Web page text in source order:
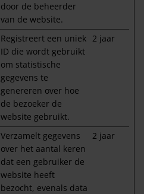
door de beheerder
van de website.
Registreert een uniek
ID die wordt gebruikt
om statistische
gegevens te
genereren over hoe
de bezoeker de
website gebruikt.
2 jaar
Verzamelt gegevens
over het aantal keren
dat een gebruiker de
website heeft
bezocht, evenals data
2 jaar